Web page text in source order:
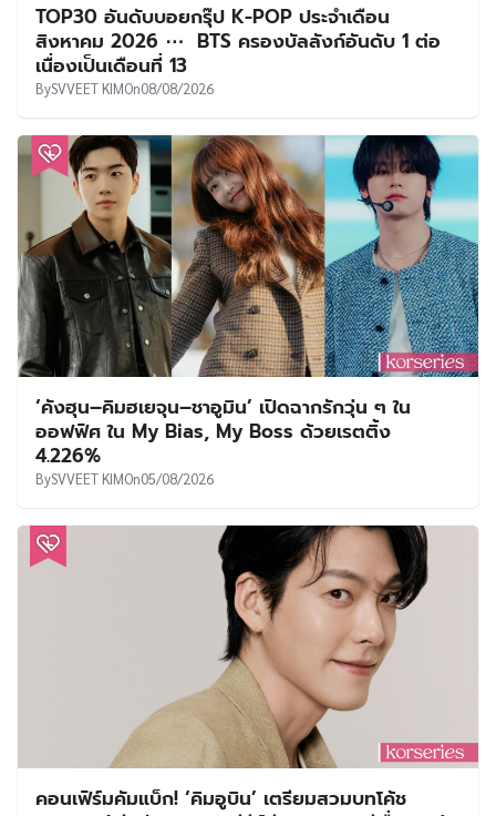
TOP30 อันดับบอยกรุ๊ป K-POP ประจำเดือน
สิงหาคม 2026 ⋯ BTS ครองบัลลังก์อันดับ 1 ต่อ
เนื่องเป็นเดือนที่ 13
BySVVEET KIMOn08/08/2026
‘คังฮุน–คิมฮเยจุน–ชาอูมิน’ เปิดฉากรักวุ่น ๆ ใน
ออฟฟิศ ใน My Bias, My Boss ด้วยเรตติ้ง
4.226%
BySVVEET KIMOn05/08/2026
คอนเฟิร์มคัมแบ็ก! ‘คิมอูบิน’ เตรียมสวมบทโค้ช